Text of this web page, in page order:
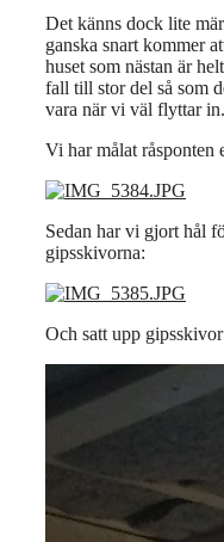
Det känns dock lite
ganska snart kommer
huset som nästan är
fall till stor del så som
vara när vi väl flyttar in.
Vi har målat råsponten
Sedan har vi gjort hål
gipsskivorna:
Och satt upp